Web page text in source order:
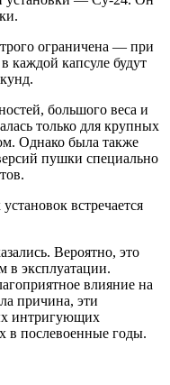
ограничена — при
каждой капсуле будут
большого веса и
только для крупных
Однако была также
пушки специально
встречается
Вероятно, это
в эксплуатации.
влияние на
причина, эти
интригующих
в послевоенные годы.